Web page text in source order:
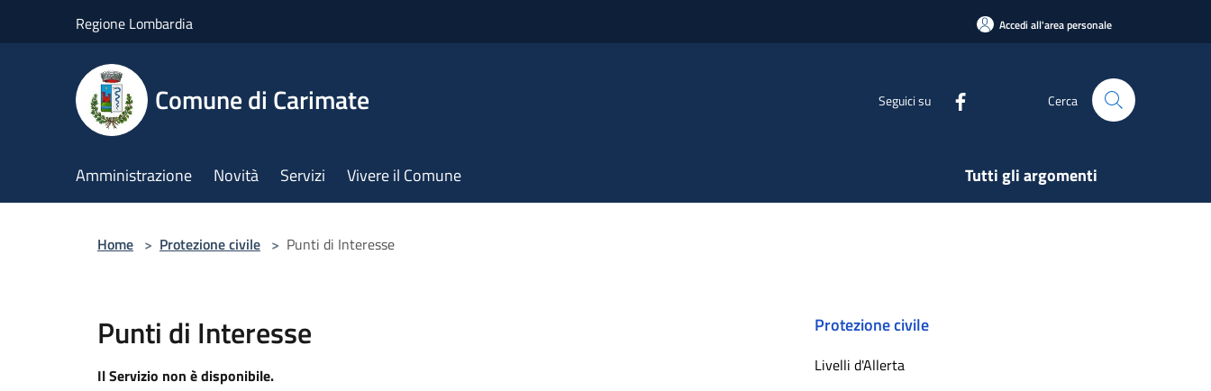
Regione Lombardia Accedi all'area personale
Comune di Carimate Seguici su Cerca
Amministrazione Novità Servizi Vivere il Comune Tutti gli argomenti
Home > Protezione civile > Punti di Interesse
Punti di Interesse
Il Servizio non è disponibile.
Protezione civile
Livelli d'Allerta